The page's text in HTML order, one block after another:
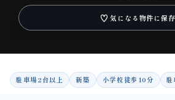
♡気になる物件に保存
駐車場2台以上 新築 小学校徒歩10分 駐